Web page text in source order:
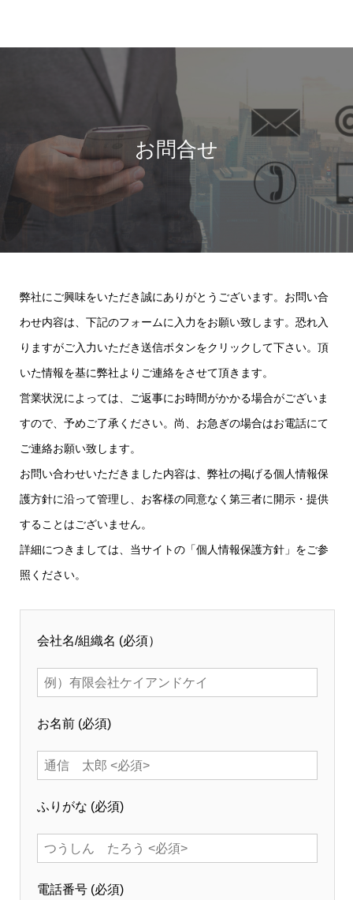
お問合せ
弊社にご興味をいただき誠にありがとうございます。お問い合
わせ内容は、下記のフォームに入力をお願い致します。恐れ入
りますがご入力いただき送信ボタンをクリックして下さい。頂
いた情報を基に弊社よりご連絡をさせて頂きます。
営業状況によっては、ご返事にお時間がかかる場合がございま
すので、予めご了承ください。尚、お急ぎの場合はお電話にて
ご連絡お願い致します。
お問い合わせいただきました内容は、弊社の掲げる個人情報保
護方針に沿って管理し、お客様の同意なく第三者に開示・提供
することはございません。
詳細につきましては、当サイトの 「個人情報保護方針」 をご参
照ください。
会社名/組織名 (必須）
お名前 (必須)
ふりがな (必須)
電話番号 (必須)